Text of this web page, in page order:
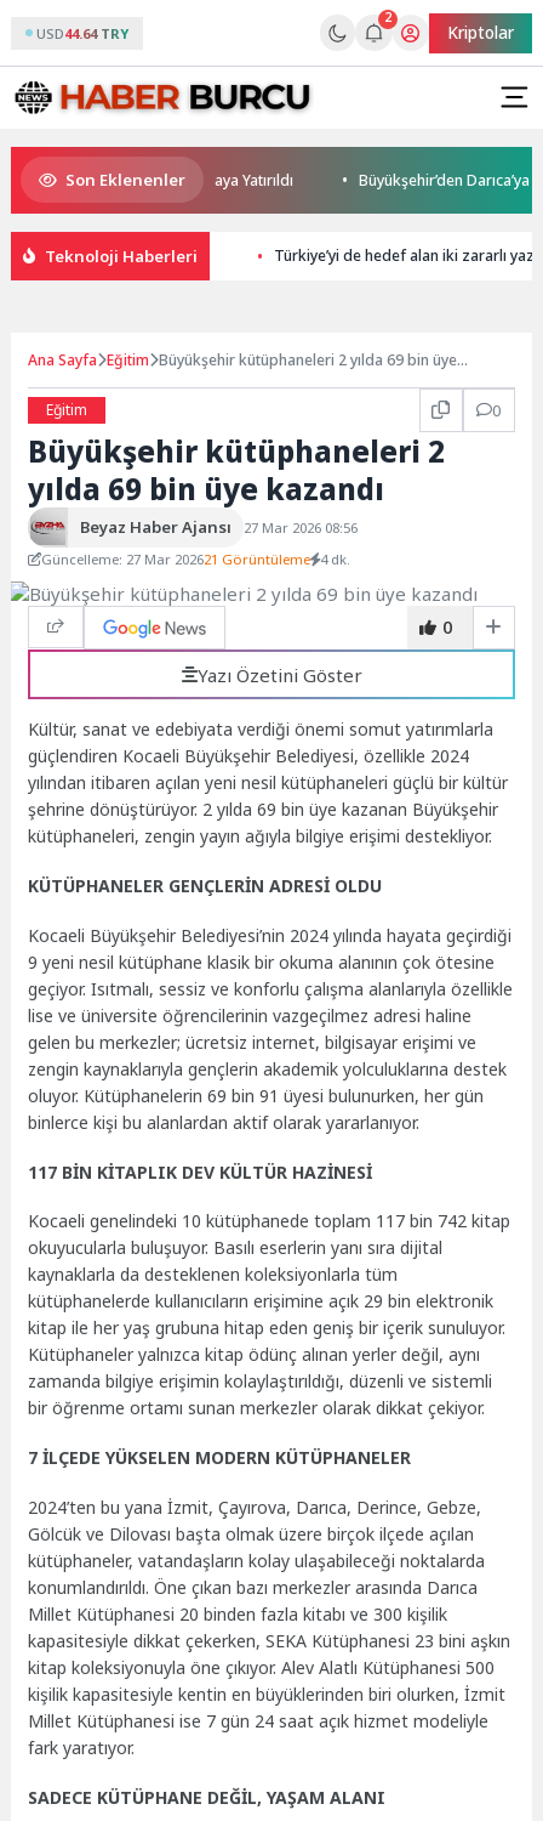
USD44.64 TRY
2
Kriptolar
Son Eklenenler
Yatırım Potansiyeli Masaya Yatırıldı Büyükşehir’den Darıca’ya
Teknoloji Haberleri Türkiye’yi de hedef alan iki zararlı
Ana Sayfa Eğitim Büyükşehir kütüphaneleri 2 yılda 69 bin üye
Eğitim
0
Büyükşehir kütüphaneleri 2
yılda 69 bin üye kazandı
Beyaz Haber Ajansı
27 Mar 2026 08:56
Güncelleme: 27 Mar 202621 Görüntüleme 4 dk.
0
Yazı Özetini Göster
Kültür, sanat ve edebiyata verdiği önemi somut yatırımlarla
güçlendiren Kocaeli Büyükşehir Belediyesi, özellikle 2024
yılından itibaren açılan yeni nesil kütüphaneleri güçlü bir kültür
şehrine dönüştürüyor. 2 yılda 69 bin üye kazanan Büyükşehir
kütüphaneleri, zengin yayın ağıyla bilgiye erişimi destekliyor.
KÜTÜPHANELER GENÇLERİN ADRESİ OLDU
Kocaeli Büyükşehir Belediyesi’nin 2024 yılında hayata geçirdiği
9 yeni nesil kütüphane klasik bir okuma alanının çok ötesine
geçiyor. Isıtmalı, sessiz ve konforlu çalışma alanlarıyla özellikle
lise ve üniversite öğrencilerinin vazgeçilmez adresi haline
gelen bu merkezler; ücretsiz internet, bilgisayar erişimi ve
zengin kaynaklarıyla gençlerin akademik yolculuklarına destek
oluyor. Kütüphanelerin 69 bin 91 üyesi bulunurken, her gün
binlerce kişi bu alanlardan aktif olarak yararlanıyor.
117 BİN KİTAPLIK DEV KÜLTÜR HAZİNESİ
Kocaeli genelindeki 10 kütüphanede toplam 117 bin 742 kitap
okuyucularla buluşuyor. Basılı eserlerin yanı sıra dijital
kaynaklarla da desteklenen koleksiyonlarla tüm
kütüphanelerde kullanıcıların erişimine açık 29 bin elektronik
kitap ile her yaş grubuna hitap eden geniş bir içerik sunuluyor.
Kütüphaneler yalnızca kitap ödünç alınan yerler değil, aynı
zamanda bilgiye erişimin kolaylaştırıldığı, düzenli ve sistemli
bir öğrenme ortamı sunan merkezler olarak dikkat çekiyor.
7 İLÇEDE YÜKSELEN MODERN KÜTÜPHANELER
2024’ten bu yana İzmit, Çayırova, Darıca, Derince, Gebze,
Gölcük ve Dilovası başta olmak üzere birçok ilçede açılan
kütüphaneler, vatandaşların kolay ulaşabileceği noktalarda
konumlandırıldı. Öne çıkan bazı merkezler arasında Darıca
Millet Kütüphanesi 20 binden fazla kitabı ve 300 kişilik
kapasitesiyle dikkat çekerken, SEKA Kütüphanesi 23 bini aşkın
kitap koleksiyonuyla öne çıkıyor. Alev Alatlı Kütüphanesi 500
kişilik kapasitesiyle kentin en büyüklerinden biri olurken, İzmit
Millet Kütüphanesi ise 7 gün 24 saat açık hizmet modeliyle
fark yaratıyor.
SADECE KÜTÜPHANE DEĞİL, YAŞAM ALANI